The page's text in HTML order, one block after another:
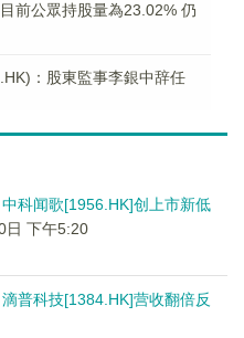
前公眾持股量為23.02% 仍
：股東監事李銀中辞任
中科闻歌[1956.HK]创上市新低
日 下午5:20
滴普科技[1384.HK]营收翻倍反